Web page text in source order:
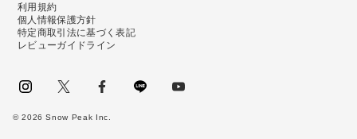
利用規約
個人情報保護方針
特定商取引法に基づく表記
レビューガイドライン
©2026 Snow Peak Inc.